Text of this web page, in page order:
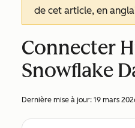
de cet article, en
Connecter
Snowflake
Dernière mise à jour: 19 mars